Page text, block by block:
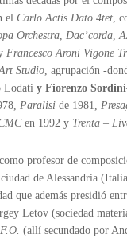
el Carlo Actis Dato 4tet,
Orchestra, Dac’corda,
Francesco Aroni Vigone
Studio, agrupación -
Lodati y Fiorenzo Sordini
Paralisi de 1981,
en 1992 y Trenta –
profesor de
de Alessandria
que además presidió
Letov (sociedad
(allí secundado por